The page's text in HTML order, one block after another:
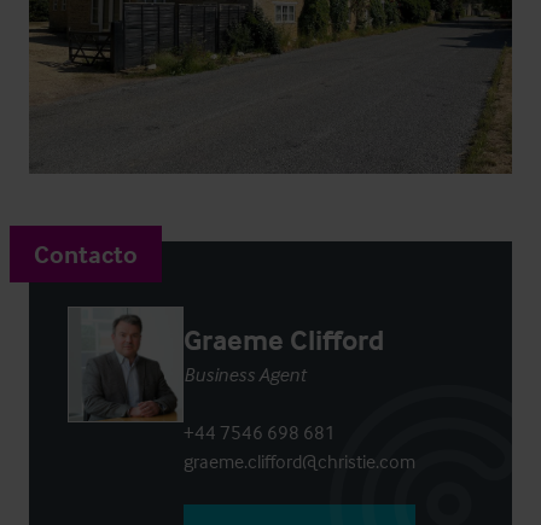
Contacto
Graeme Clifford
Business Agent
+44 7546 698 681
graeme.clifford@christie.com